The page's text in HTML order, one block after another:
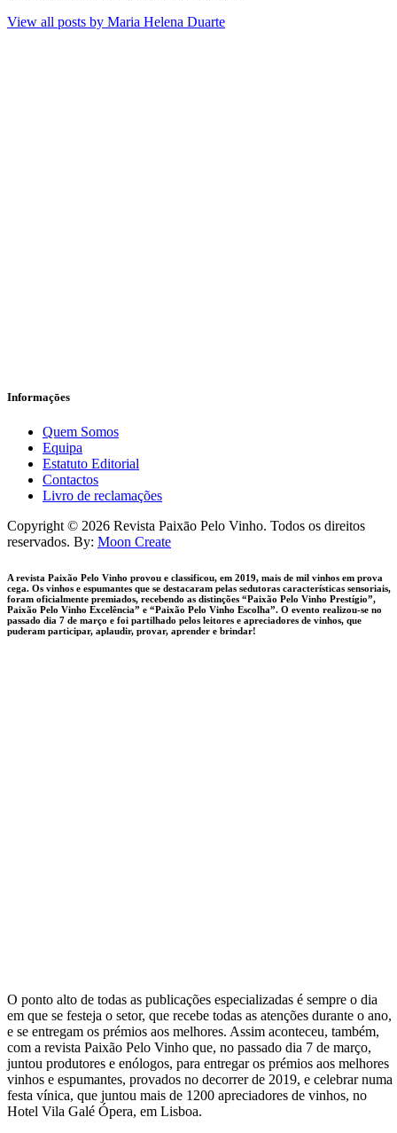
View all posts by Maria Helena Duarte
Informaçōes
Quem Somos
Equipa
Estatuto Editorial
Contactos
Livro de reclamações
facebook-
1
instagram
Copyright © 2026 Revista Paixāo Pelo Vinho. Todos os direitos
reservados. By: Moon Create
A revista Paixão Pelo Vinho provou e classificou, em 2019, mais de mil vinhos em prova
cega. Os vinhos e espumantes que se destacaram pelas sedutoras características sensoriais,
foram oficialmente premiados, recebendo as distinções “Paixão Pelo Vinho Prestígio”,
Paixão Pelo Vinho Excelência” e “Paixão Pelo Vinho Escolha”. O evento realizou-se no
passado dia 7 de março e foi partilhado pelos leitores e apreciadores de vinhos, que
puderam participar, aplaudir, provar, aprender e brindar!
O ponto alto de todas as publicações especializadas é sempre o dia
em que se festeja o setor, que recebe todas as atenções durante o ano,
e se entregam os prémios aos melhores. Assim aconteceu, também,
com a revista Paixão Pelo Vinho que, no passado dia 7 de março,
juntou produtores e enólogos, para entregar os prémios aos melhores
vinhos e espumantes, provados no decorrer de 2019, e celebrar numa
festa vínica, que juntou mais de 1200 apreciadores de vinhos, no
Hotel Vila Galé Ópera, em Lisboa.